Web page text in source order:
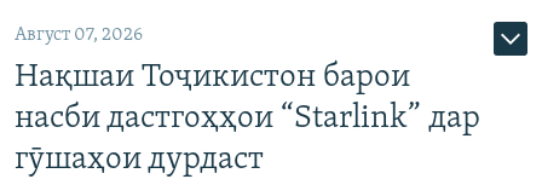
Август 07, 2026
Нақшаи Тоҷикистон барои
насби дастгоҳҳои “Starlink” дар
гӯшаҳои дурдаст